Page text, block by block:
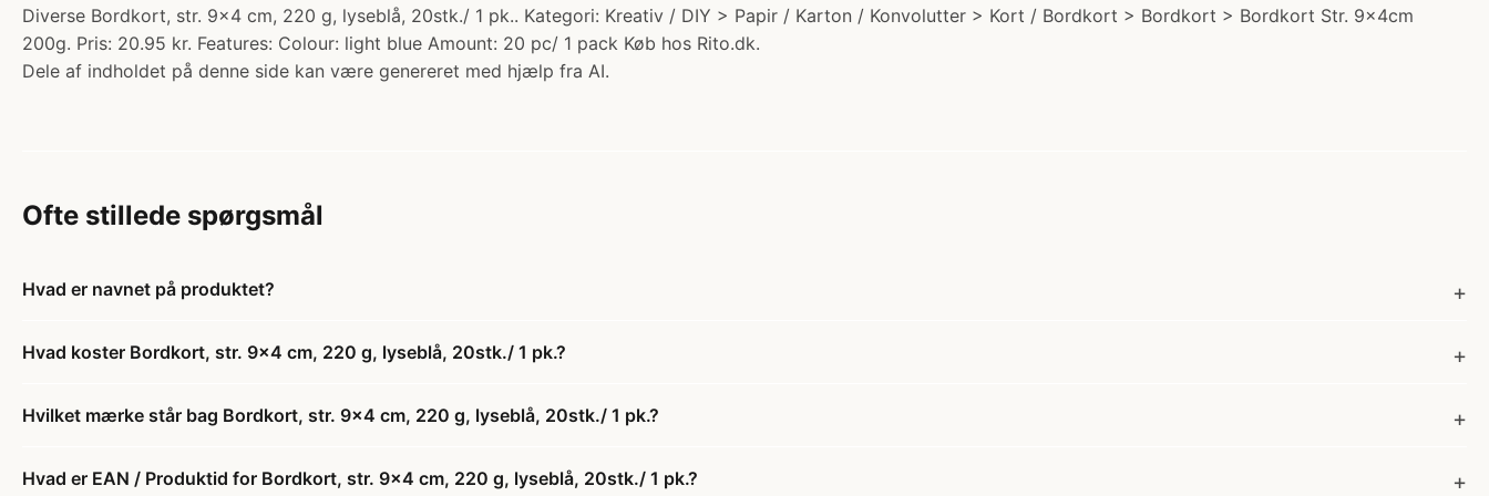
Diverse Bordkort, str. 9x4 cm, 220 g, lyseblå, 20stk./ 1 pk.. Kategori: Kreativ / DIY > Papir / Karton / Konvolutter > Kort / Bordkort > Bordkort > Bordkort Str. 9x4cm
200g. Pris: 20.95 kr. Features: Colour: light blue Amount: 20 pc/ 1 pack Køb hos Rito.dk.
Dele af indholdet på denne side kan være genereret med hjælp fra AI.
Ofte stillede spørgsmål
Hvad er navnet på produktet?
Hvad koster Bordkort, str. 9x4 cm, 220 g, lyseblå, 20stk./ 1 pk.?
Hvilket mærke står bag Bordkort, str. 9x4 cm, 220 g, lyseblå, 20stk./ 1 pk.?
Hvad er EAN / Produktid for Bordkort, str. 9x4 cm, 220 g, lyseblå, 20stk./ 1 pk.?